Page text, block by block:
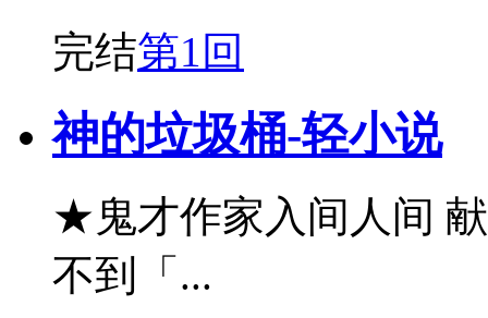
完结第1回
神的垃圾桶-轻小说
★鬼才作家入间人间
不到「...